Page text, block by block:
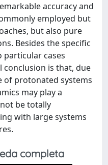
accuracy and
employed but
but also pure
Besides the specific
cases
conclusion is that, due
of protonated systems
may play a
be totally
with large systems
completa